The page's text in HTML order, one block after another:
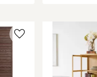
Lägg till i favoriter